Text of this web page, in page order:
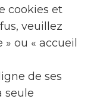
cookies et
veuillez
ou « accueil
de ses
seule